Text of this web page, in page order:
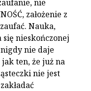
nie
założenie z
Nauka,
się nieskończonej
nie daje
ten, że już na
nie jest